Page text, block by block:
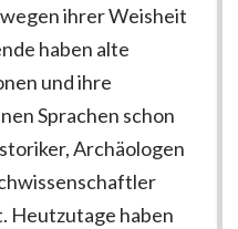
ihrer Weisheit
haben alte
und ihre
Sprachen schon
Archäologen
Heutzutage haben